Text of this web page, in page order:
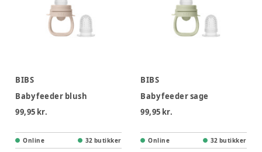
BIBS
Baby feeder blush
99,95 kr.
Online 32 butikker
BIBS
Baby feeder sage
99,95 kr.
Online 32 butikker